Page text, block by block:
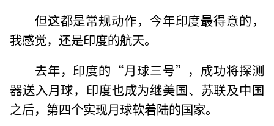
但这都是常规动作，今年印度最得意的，
我感觉，还是印度的航天。
去年，印度的“月球三号”，成功将探测
器送入月球，印度也成为继美国、苏联及中国
之后，第四个实现月球软着陆的国家。